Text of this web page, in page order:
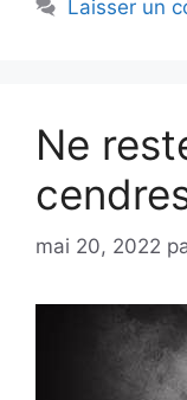
Laisser un
Ne
mai 20, 2022